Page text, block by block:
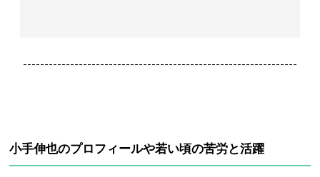
----------------------------------------------------------------
小手伸也のプロフィールや若い頃の苦労と活躍